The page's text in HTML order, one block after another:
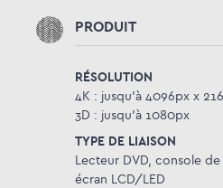
PRODUIT
RÉSOLUTION
4K : jusqu’à 4096px x
3D : jusqu’à 1080px
TYPE DE LIAISON
Lecteur DVD, console
écran LCD/LED